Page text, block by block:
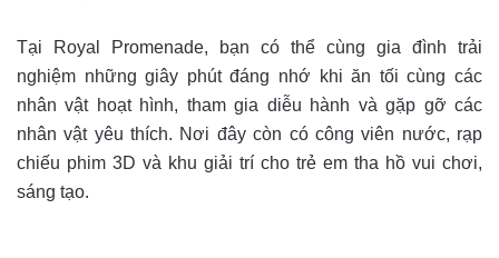
Tại Royal Promenade, bạn có thể cùng gia đình trải
nghiệm những giây phút đáng nhớ khi ăn tối cùng các
nhân vật hoạt hình, tham gia diễu hành và gặp gỡ các
nhân vật yêu thích. Nơi đây còn có công viên nước, rạp
chiếu phim 3D và khu giải trí cho trẻ em tha hồ vui chơi,
sáng tạo.